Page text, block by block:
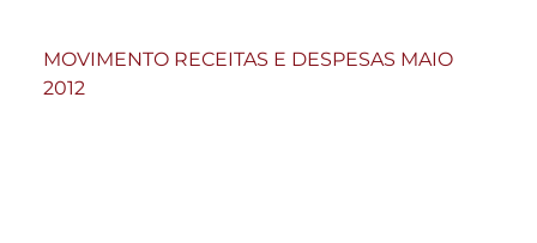
MOVIMENTO RECEITAS E DESPESAS MAIO
2012